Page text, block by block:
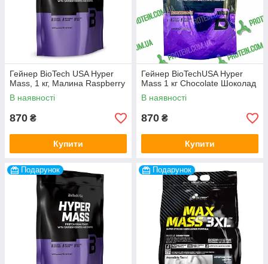
Гейнер BioTech USA Hyper
Mass, 1 кг, Малина Raspberry
В наявності
870 ₴
Купити
Гейнер BioTechUSA Hyper
Mass 1 кг Chocolate Шоколад
В наявності
870 ₴
Купити
Подарунок Подарунок